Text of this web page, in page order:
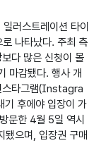
러스트레이션 타이
나타났다. 주최 측
다 많은 신청이 몰
마감됐다. 행사 개
스타그램(Instagra
기 후에야 입장이 가
문한 4월 5일 역시
됐으며, 입장권 구매